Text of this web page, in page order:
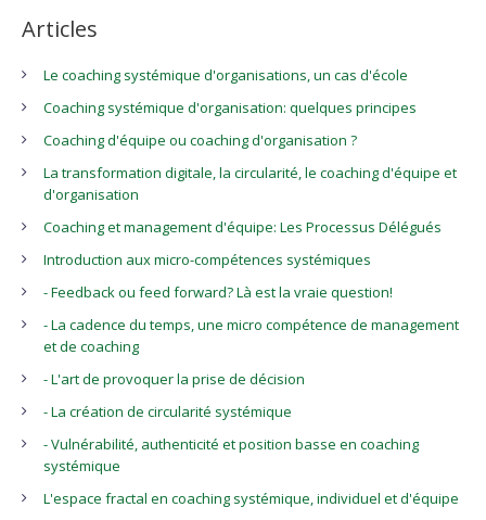
Articles
Le coaching systémique d'organisations, un cas d'école
Coaching systémique d'organisation: quelques principes
Coaching d'équipe ou coaching d'organisation ?
La transformation digitale, la circularité, le coaching d'équipe et
d'organisation
Coaching et management d'équipe: Les Processus Délégués
Introduction aux micro-compétences systémiques
- Feedback ou feed forward? Là est la vraie question!
- La cadence du temps, une micro compétence de management
et de coaching
- L'art de provoquer la prise de décision
- La création de circularité systémique
- Vulnérabilité, authenticité et position basse en coaching
systémique
L'espace fractal en coaching systémique, individuel et d'équipe